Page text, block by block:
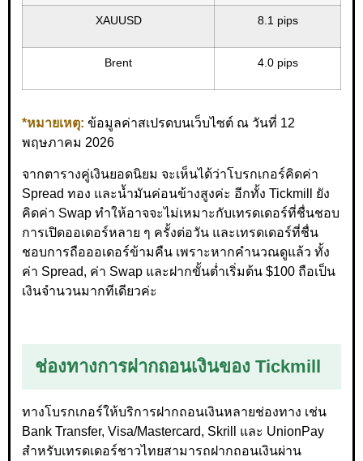
XAUUSD 8.1 pips
Brent 4.0 pips
*หมายเหตุ: ข้อมูลค่าสเปรดบนเว็บไซต์ ณ วันที่ 12
พฤษภาคม 2026
จากตารางคู่เงินยอดนิยม จะเห็นได้ว่าโบรกเกอร์คิดค่า
Spread ทอง และน้ำมันค่อนข้างสูงค่ะ อีกทั้ง Tickmill ยัง
คิดค่า Swap ทำให้อาจจะไม่เหมาะกับเทรดเดอร์ที่ชื่นชอบ
การเปิดออเดอร์หลาย ๆ ครั้งต่อวัน และเทรดเดอร์ที่ชื่น
ชอบการถือออเดอร์ข้ามคืน เพราะหากคำนวณดูแล้ว ทั้ง
ค่า Spread, ค่า Swap และฝากขั้นต่ำเริ่มต้น $100 ถือเป็น
เงินจำนวนมากทีเดียวค่ะ
ช่องทางการฝากถอนเงินของ Tickmill
ทางโบรกเกอร์ให้บริการฝากถอนเงินหลายช่องทาง เช่น
Bank Transfer, Visa/Mastercard, Skrill และ UnionPay
สำหรับเทรดเดอร์ชาวไทยสามารถฝากถอนเงินผ่าน